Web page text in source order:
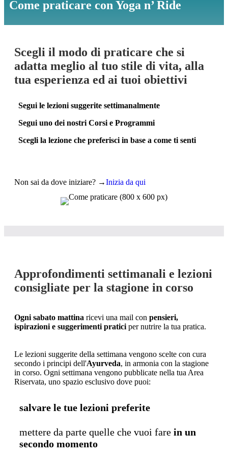
Come praticare con Yoga n’ Ride
Scegli il modo di praticare che si
adatta meglio al tuo stile di vita, alla
tua esperienza ed ai tuoi obiettivi
Segui le lezioni suggerite settimanalmente
Segui uno dei nostri Corsi e Programmi
Scegli la lezione che preferisci in base a come ti senti
Non sai da dove iniziare? →Inizia da qui
Approfondimenti settimanali e lezioni
consigliate per la stagione in corso
Ogni sabato mattina ricevi una mail con pensieri,
ispirazioni e suggerimenti pratici per nutrire la tua pratica.
Le lezioni suggerite della settimana vengono scelte con cura
secondo i principi dell'Ayurveda, in armonia con la stagione
in corso. Ogni settimana vengono pubblicate nella tua Area
Riservata, uno spazio esclusivo dove puoi:
salvare le tue lezioni preferite
mettere da parte quelle che vuoi fare in un
secondo momento